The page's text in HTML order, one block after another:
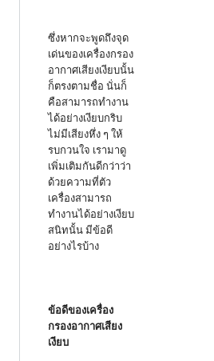
ซึ่งหากจะพูดถึงจุด
เด่นของเครื่องกรอง
อากาศเสียงเงียบนั้น
ก็ตรงตามชื่อ นั่นก็
คือสามารถทำงาน
ได้อย่างเงียบกริบ
ไม่มีเสียงหึ่ง ๆ ให้
รบกวนใจ เรามาดู
เพิ่มเติมกันดีกว่าว่า
ด้วยความที่ตัว
เครื่องสามารถ
ทำงานได้อย่างเงียบ
สนิทนั้น มีข้อดี
อย่างไรบ้าง
ข้อดีของเครื่อง
กรองอากาศเสียง
เงียบ